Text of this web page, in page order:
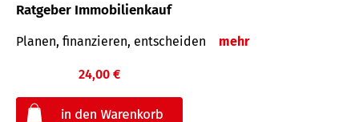
Ratgeber Immobilienkauf
Planen, finanzieren, entscheiden mehr
24,00 €